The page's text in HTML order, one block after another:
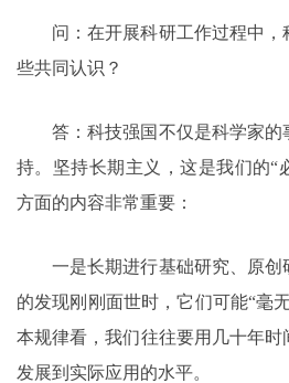
问：在开展科研工作过程中
些共同认识？
答：科技强国不仅是科学家
持。坚持长期主义，这是我们的“
方面的内容非常重要：
一是长期进行基础研究、原
的发现刚刚面世时，它们可能“毫
本规律看，我们往往要用几十年
发展到实际应用的水平。